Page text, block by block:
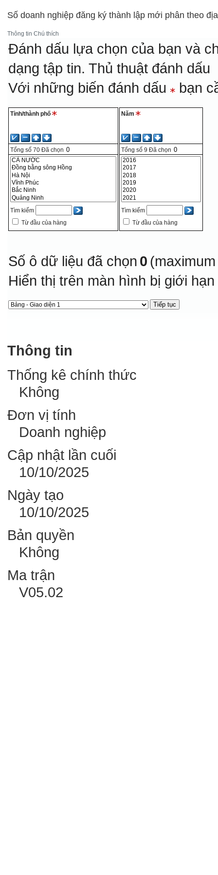
Số doanh nghiệp đăng ký thành lập mới phân theo
Thông tin Chú thích
Đánh dấu lựa chọn của bạn và
dạng tập tin.Thủ thuật đánh dấu
Với những biến đánh dấu bạn
Tỉnh/thành phố
Tổng số 70 Đã chọn
Tìm kiếm
Từ đầu của hàng
Năm
Tổng số 9 Đã chọn
Tìm kiếm
Từ đầu của hàng
Số ô dữ liệu đã chọn 0
Hiển thị trên màn hình bị giới
Thông tin
Thống kê chính thức
Không
Đơn vị tính
Doanh nghiệp
Cập nhật lần cuối
10/10/2025
Ngày tạo
10/10/2025
Bản quyền
Không
Ma trận
V05.02